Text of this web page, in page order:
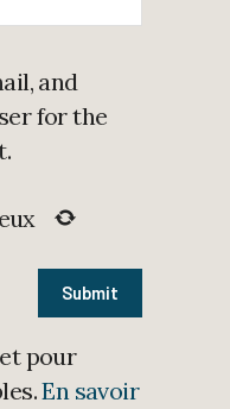
and
for the
pour
En savoir